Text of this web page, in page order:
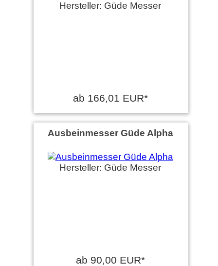
Hersteller: Güde Messer
ab 166,01 EUR*
Ausbeinmesser Güde Alpha
Hersteller: Güde Messer
ab 90,00 EUR*